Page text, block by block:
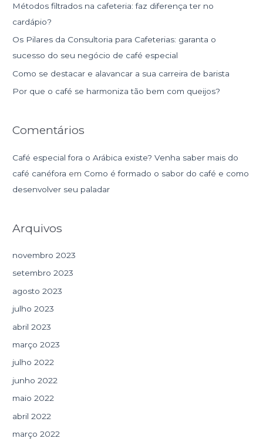
s
a
r
p
o
r
Métodos filtrados na cafeteria: faz diferença ter no
cardápio?
Os Pilares da Consultoria para Cafeterias: garanta o
sucesso do seu negócio de café especial
Como se destacar e alavancar a sua carreira de barista
Por que o café se harmoniza tão bem com queijos?
Comentários
Café especial fora o Arábica existe? Venha saber mais do
café canéfora em Como é formado o sabor do café e como
desenvolver seu paladar
Arquivos
novembro 2023
setembro 2023
agosto 2023
julho 2023
abril 2023
março 2023
julho 2022
junho 2022
maio 2022
abril 2022
março 2022